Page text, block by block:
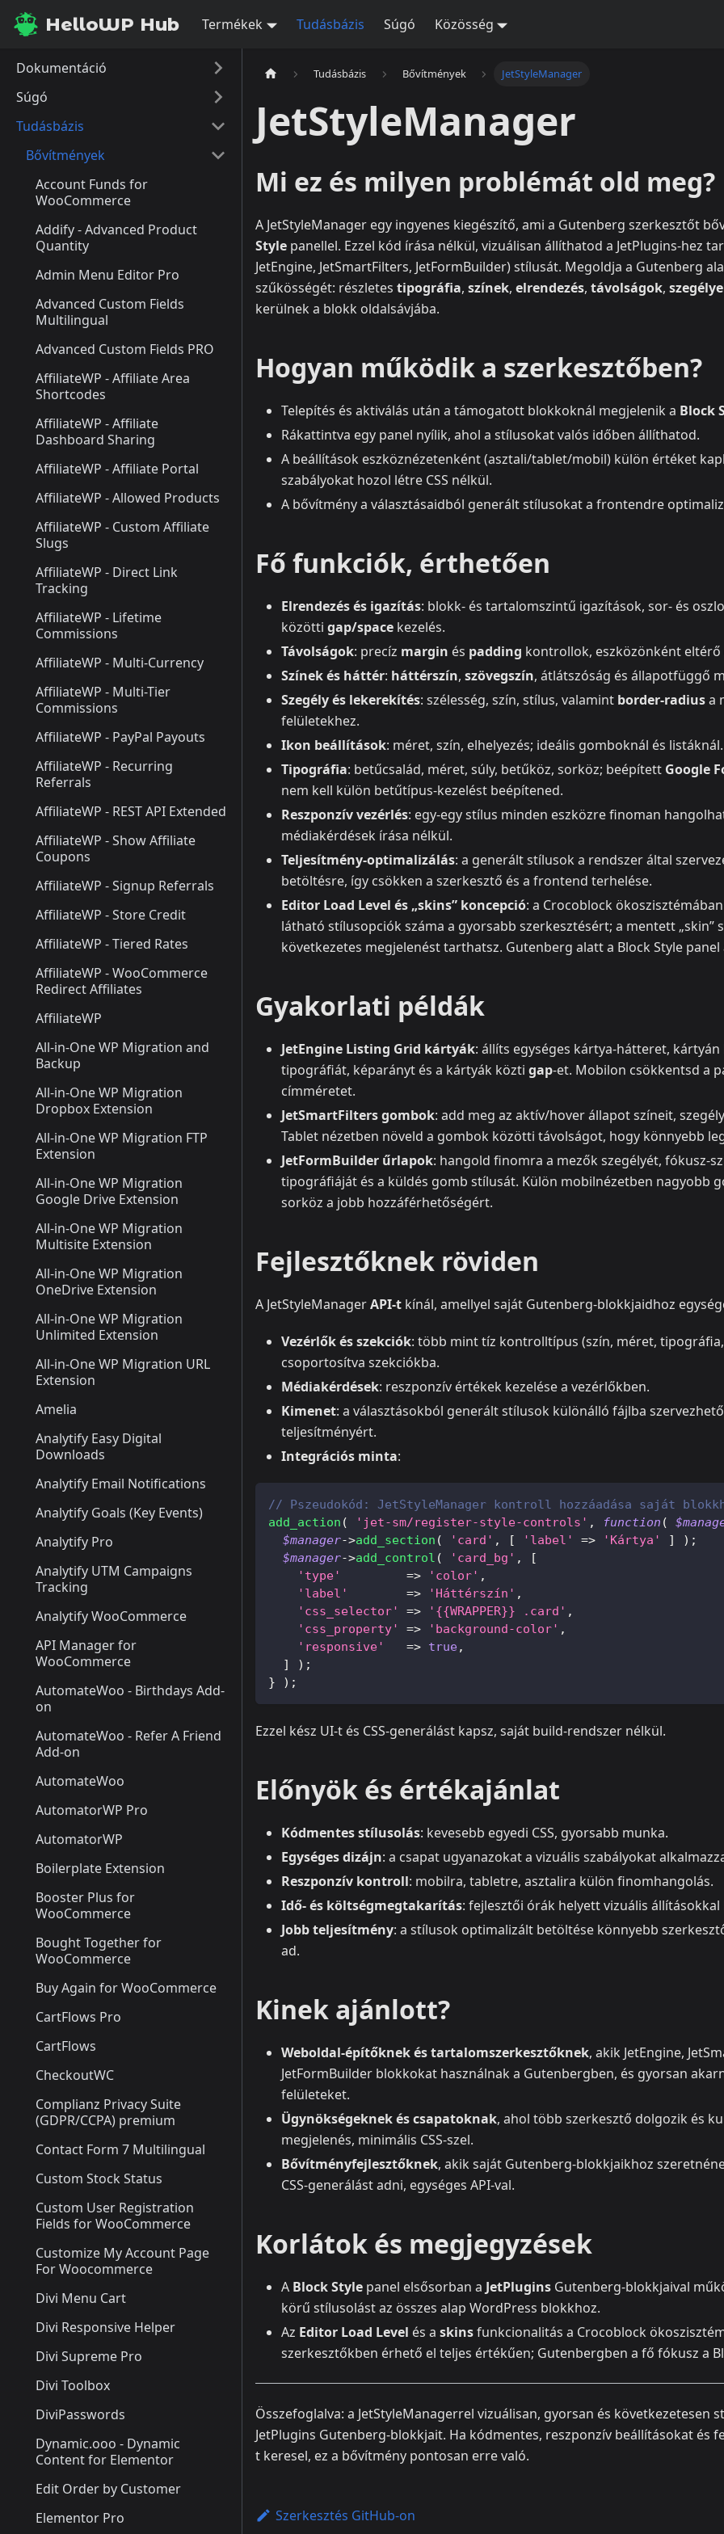
HelloWP Hub Termékek Tudásbázis Súgó Közösség
Dokumentáció
Súgó
Tudásbázis
Bővítmények
Account Funds for
WooCommerce
Addify - Advanced Product
Quantity
Admin Menu Editor Pro
Advanced Custom Fields
Multilingual
Advanced Custom Fields PRO
AffiliateWP - Affiliate Area
Shortcodes
AffiliateWP - Affiliate
Dashboard Sharing
AffiliateWP - Affiliate Portal
AffiliateWP - Allowed Products
AffiliateWP - Custom Affiliate
Slugs
AffiliateWP - Direct Link
Tracking
AffiliateWP - Lifetime
Commissions
AffiliateWP - Multi-Currency
AffiliateWP - Multi-Tier
Commissions
AffiliateWP - PayPal Payouts
AffiliateWP - Recurring
Referrals
AffiliateWP - REST API Extended
AffiliateWP - Show Affiliate
Coupons
AffiliateWP - Signup Referrals
AffiliateWP - Store Credit
AffiliateWP - Tiered Rates
AffiliateWP - WooCommerce
Redirect Affiliates
AffiliateWP
All-in-One WP Migration and
Backup
All-in-One WP Migration
Dropbox Extension
All-in-One WP Migration FTP
Extension
All-in-One WP Migration
Google Drive Extension
All-in-One WP Migration
Multisite Extension
All-in-One WP Migration
OneDrive Extension
All-in-One WP Migration
Unlimited Extension
All-in-One WP Migration URL
Extension
Amelia
Analytify Easy Digital
Downloads
Analytify Email Notifications
Analytify Goals (Key Events)
Analytify Pro
Analytify UTM Campaigns
Tracking
Analytify WooCommerce
API Manager for
WooCommerce
AutomateWoo - Birthdays Add-
on
AutomateWoo - Refer A Friend
Add-on
AutomateWoo
AutomatorWP Pro
AutomatorWP
Boilerplate Extension
Booster Plus for
WooCommerce
Bought Together for
WooCommerce
Buy Again for WooCommerce
CartFlows Pro
CartFlows
CheckoutWC
Complianz Privacy Suite
(GDPR/CCPA) premium
Contact Form 7 Multilingual
Custom Stock Status
Custom User Registration
Fields for WooCommerce
Customize My Account Page
For Woocommerce
Divi Menu Cart
Divi Responsive Helper
Divi Supreme Pro
Divi Toolbox
DiviPasswords
Dynamic.ooo - Dynamic
Content for Elementor
Edit Order by Customer
Elementor Pro
Tudásbázis Bővítmények JetStyleManager
JetStyleManager
Mi ez és milyen problémát old meg?
A JetStyleManager egy ingyenes kiegészítő, ami a Gutenberg szerkesztőt
Style panellel. Ezzel kód írása nélkül, vizuálisan állíthatod a JetPlugins-hez
JetEngine, JetSmartFilters, JetFormBuilder) stílusát. Megoldja a Gutenberg
szűkösségét: részletes tipográfia, színek, elrendezés, távolságok,
kerülnek a blokk oldalsávjába.
Hogyan működik a szerkesztőben?
Telepítés és aktiválás után a támogatott blokkoknál megjelenik a Block
Rákattintva egy panel nyílik, ahol a stílusokat valós időben állíthatod.
A beállítások eszköznézetenként (asztali/tablet/mobil) külön értéket
szabályokat hozol létre CSS nélkül.
A bővítmény a választásaidból generált stílusokat a frontendre
Fő funkciók, érthetően
Elrendezés és igazítás: blokk- és tartalomszintű igazítások, sor- és
közötti gap/space kezelés.
Távolságok: precíz margin és padding kontrollok, eszközönként eltérő
Színek és háttér: háttérszín, szövegszín, átlátszóság és állapotfüggő
Szegély és lekerekítés: szélesség, szín, stílus, valamint border-radiusa
felületekhez.
Ikon beállítások: méret, szín, elhelyezés; ideális gomboknál és listáknál.
Tipográfia: betűcsalád, méret, súly, betűköz, sorköz; beépített Google
nem kell külön betűtípus-kezelést beépítened.
Reszponzív vezérlés: egy-egy stílus minden eszközre finoman
médiakérdések írása nélkül.
Teljesítmény-optimalizálás: a generált stílusok a rendszer által
betöltésre, így csökken a szerkesztő és a frontend terhelése.
Editor Load Level és „skins” koncepció: a Crocoblock
látható stílusopciók száma a gyorsabb szerkesztésért; a mentett „skin”
következetes megjelenést tarthatsz. Gutenberg alatt a Block Style
Gyakorlati példák
JetEngine Listing Grid kártyák: állíts egységes kártya-hátteret,
tipográfiát, képarányt és a kártyák közti gap-et. Mobilon csökkentsd a
címméretet.
JetSmartFilters gombok: add meg az aktív/hover állapot színeit,
Tablet nézetben növeld a gombok közötti távolságot, hogy könnyebb
JetFormBuilder űrlapok: hangold finomra a mezők szegélyét, fókusz-
tipográfiáját és a küldés gomb stílusát. Külön mobilnézetben nagyobb
sorköz a jobb hozzáférhetőségért.
Fejlesztőknek röviden
A JetStyleManagerAPI-t kínál, amellyel saját Gutenberg-blokkjaidhoz
Vezérlők és szekciók: több mint tíz kontrolltípus (szín, méret,
csoportosítva szekciókba.
Médiakérdések: reszponzív értékek kezelése a vezérlőkben.
Kimenet: a választásokból generált stílusok különálló fájlba
teljesítményért.
Integrációs minta:
// Pszeudokód: JetStyleManager kontroll hozzáadása saját
add_action ( 'jet-sm/register-style-controls' , function (
$manager->add_section ( 'card' , [ 'label' => 'Kártya' ] ) ;
$manager->add_control ( 'card_bg' ,
[
'type'
=> 'color' ,
'label'
=> 'Háttérszín' ,
'css_selector'
=> '{{WRAPPER}} .card' ,
'css_property'
=> 'background-color' ,
'responsive'
=> true,
]
) ;
}
) ;
Ezzel kész UI-t és CSS-generálást kapsz, saját build-rendszer nélkül.
Előnyök és értékajánlat
Kódmentes stílusolás: kevesebb egyedi CSS, gyorsabb munka.
Egységes dizájn: a csapat ugyanazokat a vizuális szabályokat
Reszponzív kontroll: mobilra, tabletre, asztalira külön finomhangolás.
Idő- és költségmegtakarítás: fejlesztői órák helyett vizuális állításokkal
Jobb teljesítmény: a stílusok optimalizált betöltése könnyebb
ad.
Kinek ajánlott?
Weboldal-építőknek és tartalomszerkesztőknek, akik JetEngine,
JetFormBuilder blokkokat használnak a Gutenbergben, és gyorsan
felületeket.
Ügynökségeknek és csapatoknak, ahol több szerkesztő dolgozik és
megjelenés, minimális CSS-szel.
Bővítményfejlesztőknek, akik saját Gutenberg-blokkjaikhoz
CSS-generálást adni, egységes API-val.
Korlátok és megjegyzések
A Block Style panel elsősorban a JetPlugins Gutenberg-blokkjaival
körű stílusolást az összes alap WordPress blokkhoz.
Az Editor Load Level és a skinsfunkcionalitás a Crocoblock
szerkesztőkben érhető el teljes értékűen; Gutenbergben a fő fókusz a
Összefoglalva: a JetStyleManagerrel vizuálisan, gyorsan és következetesen
JetPlugins Gutenberg-blokkjait. Ha kódmentes, reszponzív beállításokat és
t keresel, ez a bővítmény pontosan erre való.
Szerkesztés GitHub-on